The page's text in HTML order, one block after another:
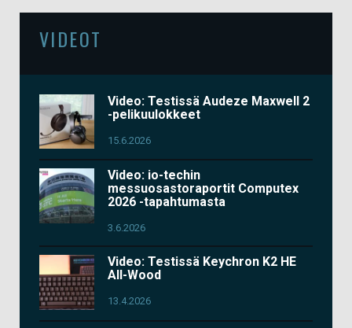
VIDEOT
Video: Testissä Audeze Maxwell 2
-pelikuulokkeet
15.6.2026
Video: io-techin
messuosastoraportit Computex
2026 -tapahtumasta
3.6.2026
Video: Testissä Keychron K2 HE
All-Wood
13.4.2026